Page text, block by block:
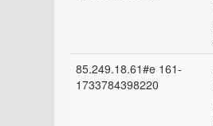
85.249.18.61#e 161-
1733784398220